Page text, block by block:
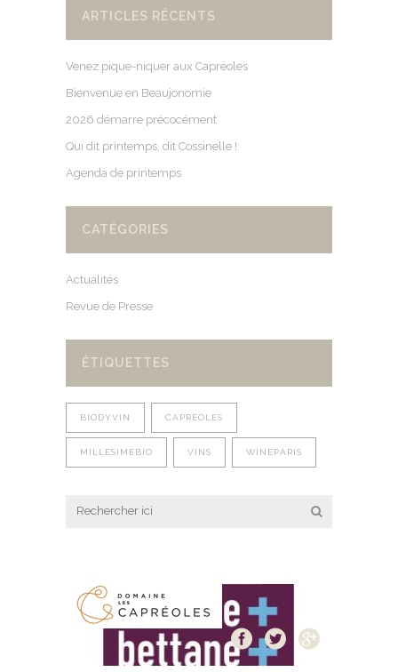
ARTICLES RÉCENTS
Venez pique-niquer aux Capréoles
Bienvenue en Beaujonomie
2026 démarre précocément
Qui dit printemps, dit Cossinelle !
Agenda de printemps
CATÉGORIES
Actualités
Revue de Presse
ÉTIQUETTES
BIODYVIN CAPREOLES
MILLESIMEBIO VINS WINEPARIS